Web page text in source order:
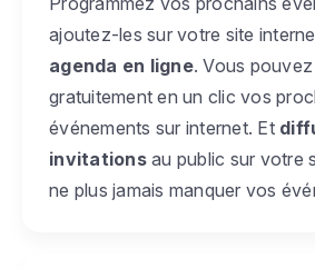
ajoutez-les sur votre site
agenda en ligne. Vous
gratuitement en un clic vos
événements sur internet. Et
invitationsau public sur votre
ne plus jamais manquer vos